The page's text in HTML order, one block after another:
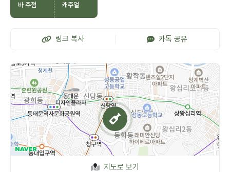
바 주점 캐주얼
링크 복사 카톡 공유
지도로 보기